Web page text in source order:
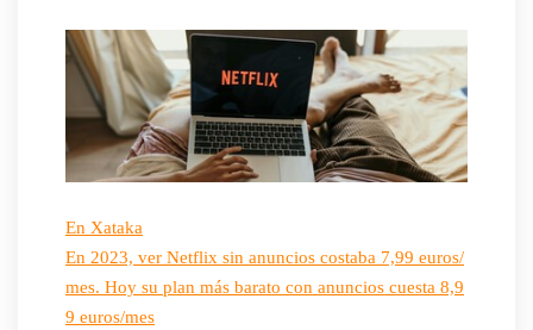
En Xataka
En 2023, ver Netflix sin anuncios costaba 7,99 euros/
mes. Hoy su plan más barato con anuncios cuesta 8,9
9 euros/mes